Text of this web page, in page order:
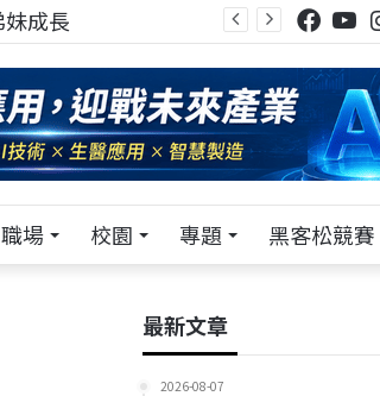
成長
職場 校園 專題 黑客松競賽
最新文章
2026-08-07